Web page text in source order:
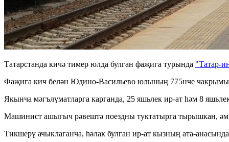
Татарстанда кичә тимер юлда булган фаҗига турында "Татар-
Фаҗига кич белән Юдино-Васильево юлының 775нче
Якынча мәгълүматларга карганда, 25 яшьлек ир-ат һәм 8
Машинист ашыгыч рәвештә поездны туктатырга тырышкан,
Тикшерү ачыклаганча, һәлак булган ир-ат кызның ата-